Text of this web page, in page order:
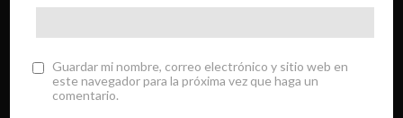
Guardar mi nombre, correo electrónico y sitio web en
este navegador para la próxima vez que haga un
comentario.